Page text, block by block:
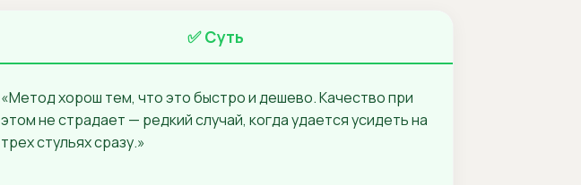
✅ Суть
«Метод хорош тем, что это быстро и дешево. Качество при
этом не страдает — редкий случай, когда удается усидеть на
трех стульях сразу.»